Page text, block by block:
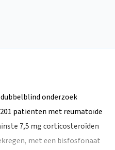
onderzoek
patiënten met reumatoïde
7,5 mg corticosteroïden
met een bisfosfonaat